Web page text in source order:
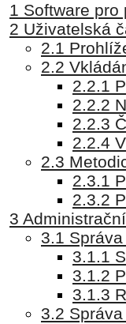
1 Software
2 Uživatelská
2.1
2.2
2.2.1
2.2.2
2.2.3
2.2.4
2.3
2.3.1
2.3.2
3
3.1
3.1.1
3.1.2
3.1.3
3.2